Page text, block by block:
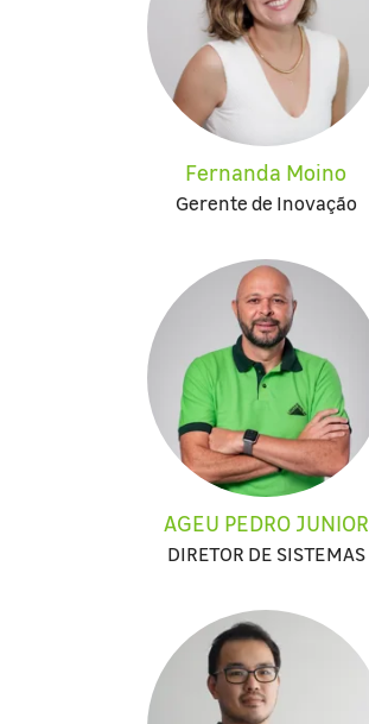
Fernanda Moino
Gerente de Inovação
AGEU PEDRO JUNIOR
DIRETOR DE SISTEMAS